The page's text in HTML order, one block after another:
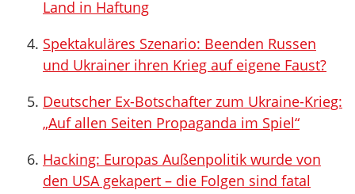
Land in Haftung
Spektakuläres Szenario: Beenden Russen
und Ukrainer ihren Krieg auf eigene Faust?
Deutscher Ex-Botschafter zum Ukraine-Krieg:
„Auf allen Seiten Propaganda im Spiel“
Hacking: Europas Außenpolitik wurde von
den USA gekapert – die Folgen sind fatal